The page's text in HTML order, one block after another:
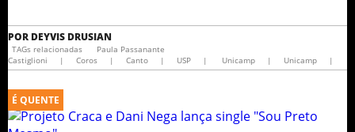
POR DEYVIS DRUSIAN
TAGs relacionadas
Paula Passanante
Castiglioni
| Coros | Canto | USP | Unicamp | Unicamp |
É QUENTE